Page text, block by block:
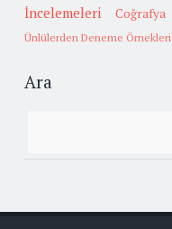
İncelemeleri
Coğrafya
Ünlülerden Deneme Örnekleri
Ara